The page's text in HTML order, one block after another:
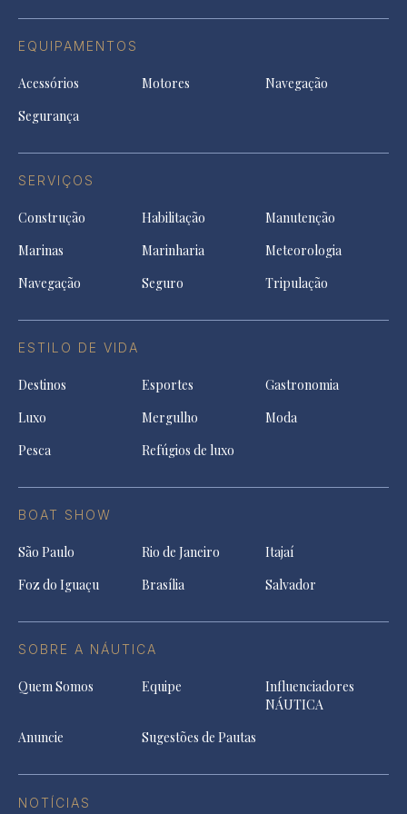
EQUIPAMENTOS
Acessórios Motores
Navegação
Segurança
SERVIÇOS
Construção Habilitação
Manutenção
Marinas
Marinharia
Meteorologia
Navegação
Seguro Tripulação
ESTILO DE VIDA
Destinos Esportes
Gastronomia
Luxo
Mergulho
Moda
Pesca
Refúgios de luxo
BOAT SHOW
São Paulo Rio de Janeiro
Itajaí
Foz do Iguaçu
Brasília Salvador
SOBRE A NÁUTICA
Quem Somos Equipe
Influenciadores
NÁUTICA
Anuncie
Sugestões de Pautas
NOTÍCIAS